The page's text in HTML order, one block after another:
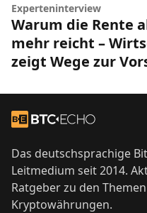
Experteninterview
Warum die Rente
mehr reicht –
zeigt Wege zur
Zur Startseite
Das deutschsprachige
Leitmedium seit 2014.
Ratgeber zu den
Kryptowährungen.